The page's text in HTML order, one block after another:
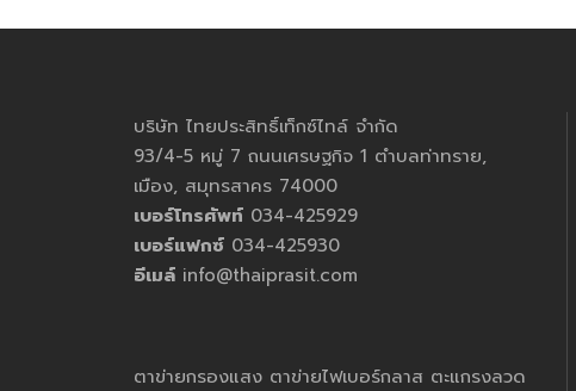
บริษัท ไทยประสิทธิ์เท็กซ์ไทล์ จำกัด
93/4-5 หมู่ 7 ถนนเศรษฐกิจ 1 ตำบลท่าทราย,
เมือง, สมุทรสาคร 74000
เบอร์โทรศัพท์ 034-425929
เบอร์แฟกซ์ 034-425930
อีเมล์ info@thaiprasit.com
ตาข่ายกรองแสง ตาข่ายไฟเบอร์กลาส ตะแกรงลวด